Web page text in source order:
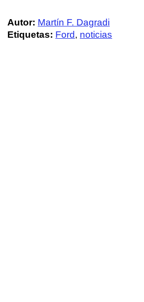
Autor: Martín F. Dagradi
Etiquetas: Ford, noticias